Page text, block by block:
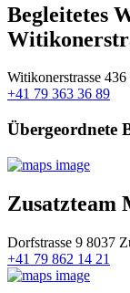
Begleitetes
Witikonerstrasse
+41 79 363 36 89
Übergeordnete
Zusatzteam
Dorfstrasse 9 8037
+41 79 862 14 21